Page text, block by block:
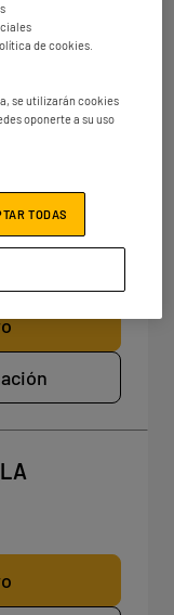
de cookies.
se utilizarán cookies
oponerte a su uso
TODAS